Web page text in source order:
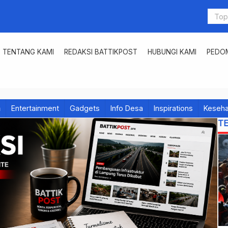
TENTANG KAMI REDAKSI BATTIKPOST HUBUNGI KAMI
Entertainment Gadgets Info Desa Inspirations